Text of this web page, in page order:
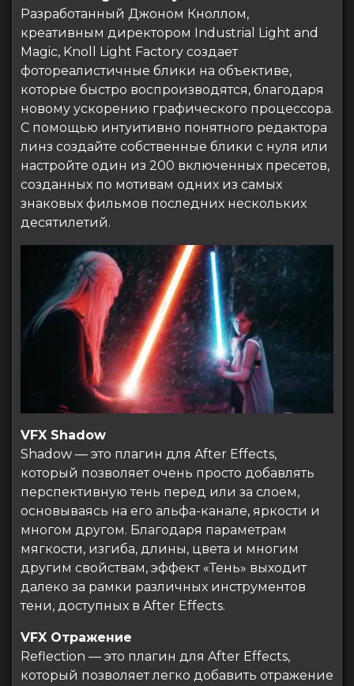
Разработанный Джоном Кноллом,
креативным директором Industrial Light and
Magic, Knoll Light Factory создает
фотореалистичные блики на объективе,
которые быстро воспроизводятся, благодаря
новому ускорению графического процессора.
С помощью интуитивно понятного редактора
линз создайте собственные блики с нуля или
настройте один из 200 включенных пресетов,
созданных по мотивам одних из самых
знаковых фильмов последних нескольких
десятилетий.
VFX Shadow
Shadow — это плагин для After Effects,
который позволяет очень просто добавлять
перспективную тень перед или за слоем,
основываясь на его альфа-канале, яркости и
многом другом. Благодаря параметрам
мягкости, изгиба, длины, цвета и многим
другим свойствам, эффект «Тень» выходит
далеко за рамки различных инструментов
тени, доступных в After Effects.
VFX Отражение
Reflection — это плагин для After Effects,
который позволяет легко добавить отражение